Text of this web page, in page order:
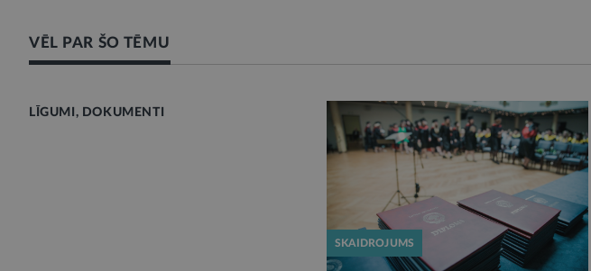
VĒL PAR ŠO TĒMU
LĪGUMI, DOKUMENTI
SKAIDROJUMS